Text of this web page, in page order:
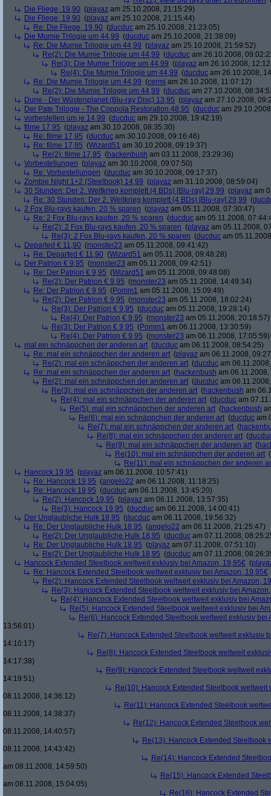
Die Fliege, 19,90 (playaz am 25.10.2008, 21:15:29)
Die Fliege, 19,90 (playaz am 25.10.2008, 21:15:44)
Re: Die Fliege, 19,90 (ducduc am 25.10.2008, 21:23:05)
Die Mumie Trilogie um 44,99 (ducduc am 25.10.2008, 21:38:09)
Re: Die Mumie Trilogie um 44,99 (playaz am 25.10.2008, 21:59:52)
Re(2): Die Mumie Trilogie um 44,99 (ducduc am 26.10.2008,
Re(3): Die Mumie Trilogie um 44,99 (playaz am 26.10.2008,
Re(4): Die Mumie Trilogie um 44,99 (ducduc am 26.10.2008,
Re: Die Mumie Trilogie um 44,99 (cermi am 26.10.2008, 11:07:12)
Re(2): Die Mumie Trilogie um 44,99 (ducduc am 27.10.2008,
Dune - Der Wüstenplanet (Blu-ray Disc) 13,95 (playaz am 27.10.2008,
Der Pate Trilogie - The Coppola Restoration 48,95 (ducduc am
vorbestellen um je 14,99 (ducduc am 29.10.2008, 19:42:19)
filme 17,95 (playaz am 30.10.2008, 08:35:30)
Re: filme 17,95 (ducduc am 30.10.2008, 09:16:46)
Re: filme 17,95 (Wizard51 am 30.10.2008, 09:19:37)
Re(2): filme 17,95 (hackenbush am 03.11.2008, 23:29:36)
Vorbestellungen (playaz am 30.10.2008, 09:07:50)
Re: Vorbestellungen (ducduc am 30.10.2008, 09:17:37)
Zombie Night 1+2 (Steelbook) 14,99 (playaz am 31.10.2008, 08:59:04)
30 Stunden: Der 2. Weltkrieg komplett (4 BDs) [Blu-ray] 29,99 (playaz am
Re: 30 Stunden: Der 2. Weltkrieg komplett (4 BDs) [Blu-ray] 29,99 (
2 Fox Blu-rays kaufen, 20 % sparen (playaz am 05.11.2008, 07:30:47)
Re: 2 Fox Blu-rays kaufen, 20 % sparen (ducduc am 05.11.2008,
Re(2): 2 Fox Blu-rays kaufen, 20 % sparen (playaz am 05.11.2008,
Re(3): 2 Fox Blu-rays kaufen, 20 % sparen (ducduc am
Departed € 11,90 (monster23 am 05.11.2008, 09:41:42)
Re: Departed € 11,90 (Wizard51 am 05.11.2008, 09:48:28)
Der Patrion € 9,95 (monster23 am 05.11.2008, 09:42:51)
Re: Der Patrion € 9,95 (Wizard51 am 05.11.2008, 09:48:08)
Re(2): Der Patrion € 9,95 (monster23 am 05.11.2008, 14:49:34)
Re: Der Patrion € 9,95 (Pomm1 am 05.11.2008, 15:09:49)
Re(2): Der Patrion € 9,95 (monster23 am 05.11.2008, 18:02:24)
Re(3): Der Patrion € 9,95 (ducduc am 05.11.2008, 19:28:14)
Re(4): Der Patrion € 9,95 (monster23 am 05.11.2008, 20:18:57)
Re(3): Der Patrion € 9,95 (Pomm1 am 06.11.2008, 13:30:59)
Re(4): Der Patrion € 9,95 (monster23 am 06.11.2008, 17:05:59)
mal ein schnäppchen der anderen art (ducduc am 06.11.2008, 08:54:25)
Re: mal ein schnäppchen der anderen art (playaz am 06.11.2008,
Re(2): mal ein schnäppchen der anderen art (ducduc am
Re: mal ein schnäppchen der anderen art (hackenbush am
Re(2): mal ein schnäppchen der anderen art (ducduc am
Re(3): mal ein schnäppchen der anderen art (hackenbush am
Re(4): mal ein schnäppchen der anderen art (ducduc am
Re(5): mal ein schnäppchen der anderen art (hackenbush
Re(6): mal ein schnäppchen der anderen art (ducduc am
Re(7): mal ein schnäppchen der anderen art (
Re(8): mal ein schnäppchen der anderen art (
Re(9): mal ein schnäppchen der anderen art (
Re(10): mal ein schnäppchen der anderen art (
Re(11): mal ein schnäppchen der anderen
Hancock 19,95 (playaz am 06.11.2008, 10:57:41)
Re: Hancock 19,95 (angelo22 am 06.11.2008, 11:18:25)
Re: Hancock 19,95 (ducduc am 06.11.2008, 13:45:20)
Re(2): Hancock 19,95 (playaz am 06.11.2008, 13:57:35)
Re(3): Hancock 19,95 (ducduc am 06.11.2008, 14:00:41)
Der Unglaubliche Hulk 18,95 (ducduc am 06.11.2008, 19:56:32)
Re: Der Unglaubliche Hulk 18,95 (angelo22 am 06.11.2008, 21:25:47)
Re(2): Der Unglaubliche Hulk 18,95 (ducduc am 07.11.2008,
Re: Der Unglaubliche Hulk 18,95 (playaz am 07.11.2008, 07:51:10)
Re(2): Der Unglaubliche Hulk 18,95 (ducduc am 07.11.2008,
Hancock Extended Steelbook weltweit exklusiv bei Amazon, 19,95€ (
Re: Hancock Extended Steelbook weltweit exklusiv bei Amazon, 19,95€
Re(2): Hancock Extended Steelbook weltweit exklusiv bei Amazon,
Re(3): Hancock Extended Steelbook weltweit exklusiv bei
Re(4): Hancock Extended Steelbook weltweit exklusiv bei
Re(5): Hancock Extended Steelbook weltweit exklusiv bei
Re(6): Hancock Extended Steelbook weltweit exklusiv bei
13:56:01)
Re(7): Hancock Extended Steelbook weltweit exklusiv
14:10:17)
Re(8): Hancock Extended Steelbook weltweit
14:17:38)
Re(9): Hancock Extended Steelbook weltweit
14:19:51)
Re(10): Hancock Extended Steelbook weltweit
08.11.2008, 14:36:12)
Re(11): Hancock Extended Steelbook
08.11.2008, 14:38:37)
Re(12): Hancock Extended Steelbook
08.11.2008, 14:40:57)
Re(13): Hancock Extended Steelbook
08.11.2008, 14:43:42)
Re(14): Hancock Extended
am 08.11.2008, 14:59:50)
Re(15): Hancock Extended
am 08.11.2008, 15:04:05)
Re(16): Hancock Extended